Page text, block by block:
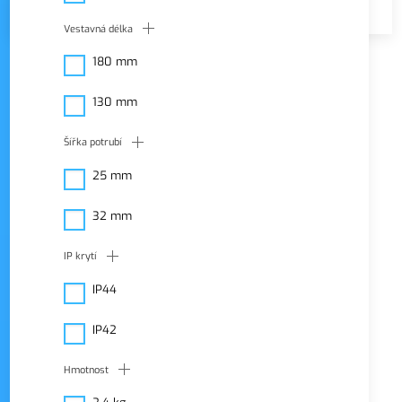
Vestavná délka
180 mm
130 mm
Šířka potrubí
25 mm
32 mm
IP krytí
IP44
IP42
Hmotnost
režim zobrazení